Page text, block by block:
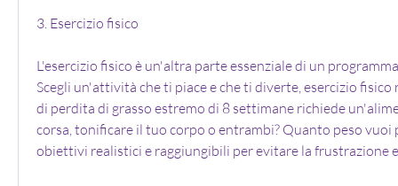
3. Esercizio fisico
L'esercizio fisico è un'altra parte essenziale di un
Scegli un'attività che ti piace e che ti diverte, esercizio
di perdita di grasso estremo di 8 settimane richiede
corsa, tonificare il tuo corpo o entrambi? Quanto peso vuoi
obiettivi realistici e raggiungibili per evitare la frustrazione